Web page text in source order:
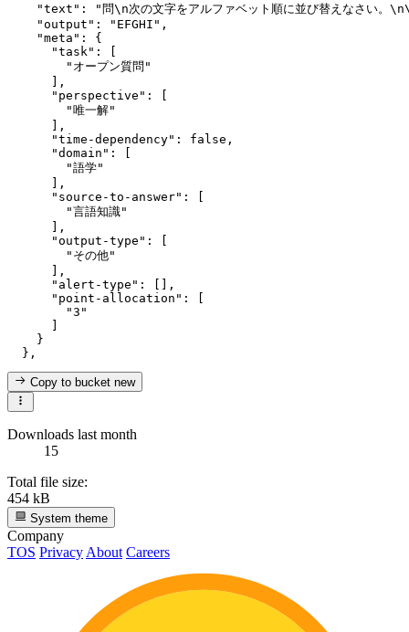
"text" :
"問\n次の文字をアルファベット順に並び替えなさい
"output" : "EFGHI" ,
"meta" :
{
"task" :
[
"オープン質問"
] ,
"perspective" :
[
"唯一解"
] ,
"time-dependency" : false ,
"domain" :
[
"語学"
] ,
"source-to-answer" :
[
"言語知識"
] ,
"output-type" :
[
"その他"
] ,
"alert-type" : [ ] ,
"point-allocation" :
[
"3"
]
}
} ,
Copy to bucketnew
Downloads last month
15
Total file size:
454 kB
System theme
Company
TOS Privacy About Careers